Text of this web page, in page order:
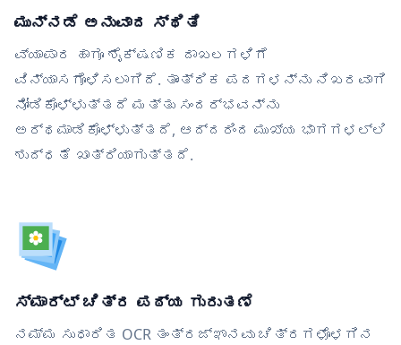
ಮುನ್ನಡೆ ಅನುವಾದ ಸ್ಥಿತಿ
ವ್ಯಾಪಾರ ಹಾಗೂ ಶೈಕ್ಷಣಿಕ ದಾಖಲಗಳಿಗೆ
ವಿನ್ಯಾಸಗೊಳಿಸಲಾಗಿದೆ. ತಾಂತ್ರಿಕ ಪದಗಳನ್ನು ನಿಖರವಾಗಿ
ನೋಡಿಕೊಳ್ಳುತ್ತದೆ ಮತ್ತು ಸಂದರ್ಭವನ್ನು
ಅರ್ಥಮಾಡಿಕೊಳ್ಳುತ್ತದೆ, ಆದ್ದರಿಂದ ಮುಖ್ಯ ಭಾಗಗಳಲ್ಲಿ
ಶುದ್ಧತೆ ಖಾತ್ರಿಯಾಗುತ್ತದೆ.
ಸ್ಮಾರ್ಟ್ ಚಿತ್ರ ಪಠ್ಯ ಗುರುತಣೆ
ನಮ್ಮ ಸುಧಾರಿತ OCR ತಂತ್ರಜ್ಞಾನವು ಚಿತ್ರಗಳೊಳಗಿನ